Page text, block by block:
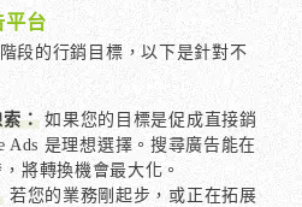
平台
段的行銷目標，以下是針對不
索：如果您的目標是促成直接銷
Ads 是理想選擇。搜尋廣告能在
將轉換機會最大化。
若您的業務剛起步，或正在拓展